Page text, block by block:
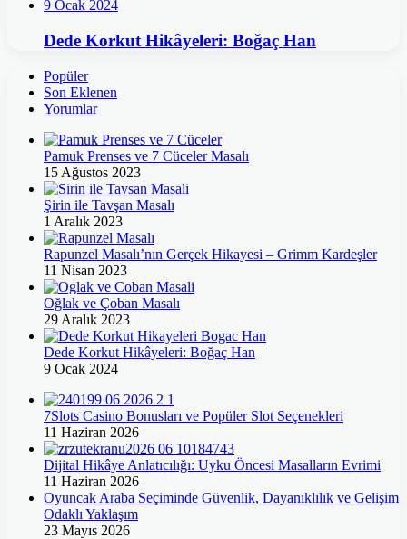
9 Ocak 2024
Dede Korkut Hikâyeleri: Boğaç Han
Popüler
Son Eklenen
Yorumlar
Pamuk Prenses ve 7 Cüceler Masalı
15 Ağustos 2023
Şirin ile Tavşan Masalı
1 Aralık 2023
Rapunzel Masalı’nın Gerçek Hikayesi – Grimm Kardeşler
11 Nisan 2023
Oğlak ve Çoban Masalı
29 Aralık 2023
Dede Korkut Hikâyeleri: Boğaç Han
9 Ocak 2024
7Slots Casino Bonusları ve Popüler Slot Seçenekleri
11 Haziran 2026
Dijital Hikâye Anlatıcılığı: Uyku Öncesi Masalların Evrimi
11 Haziran 2026
Oyuncak Araba Seçiminde Güvenlik, Dayanıklılık ve Gelişim
Odaklı Yaklaşım
23 Mayıs 2026